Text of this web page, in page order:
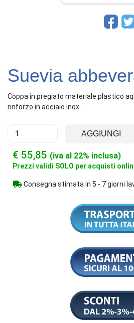
Suevia
Coppa in pregiato materiale plastico
rinforzo in acciaio inox.
AGGIUNGI
€ 55,85 (iva al 22% inclusa)
Prezzi validi SOLO per acquisti
Consegna stimata in 5 - 7 giorni